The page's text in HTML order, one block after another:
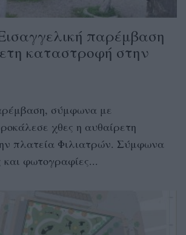
παρέμβαση
καταστροφή στην
σύμφωνα με
χθες η αυθαίρετη
πλατεία Φιλιατρών. Σύμφωνα
και φωτογραφίες...